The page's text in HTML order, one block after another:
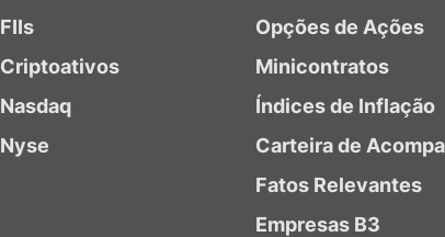
FIIs
Criptoativos
Nasdaq
Nyse
Opções de Ações
Minicontratos
Índices de Inflação
Carteira de
Fatos Relevantes
Empresas B3